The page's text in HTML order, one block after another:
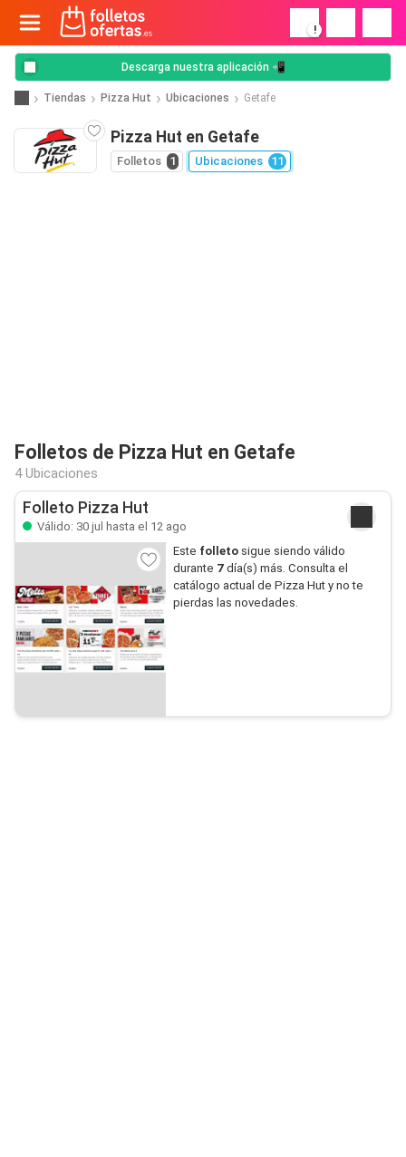
!
Descarga nuestra aplicación 📲
Tiendas Pizza Hut Ubicaciones Getafe
Pizza Hut en Getafe
Folletos 1 Ubicaciones 11
Folletos de Pizza Hut en Getafe
4 Ubicaciones
Folleto Pizza Hut
Válido: 30 jul hasta el 12 ago
Este folletosigue siendo válido
durante 7día(s) más. Consulta el
catálogo actual de Pizza Hut y no te
pierdas las novedades.